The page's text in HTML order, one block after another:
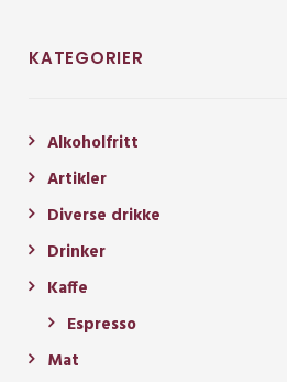
KATEGORIER
Alkoholfritt
Artikler
Diverse drikke
Drinker
Kaffe
Espresso
Mat